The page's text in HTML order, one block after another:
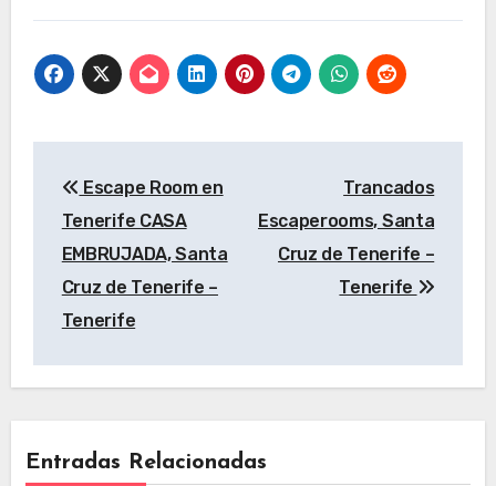
de
entradas
Escape Room en
Tenerife CASA
EMBRUJADA, Santa
Cruz de Tenerife –
Tenerife
Trancados
Escaperooms, Santa
Cruz de Tenerife –
Tenerife
Entradas Relacionadas